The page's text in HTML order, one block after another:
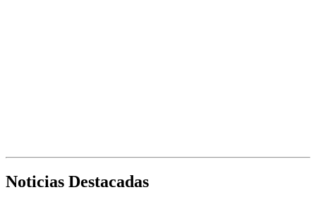
Noticias Destacadas